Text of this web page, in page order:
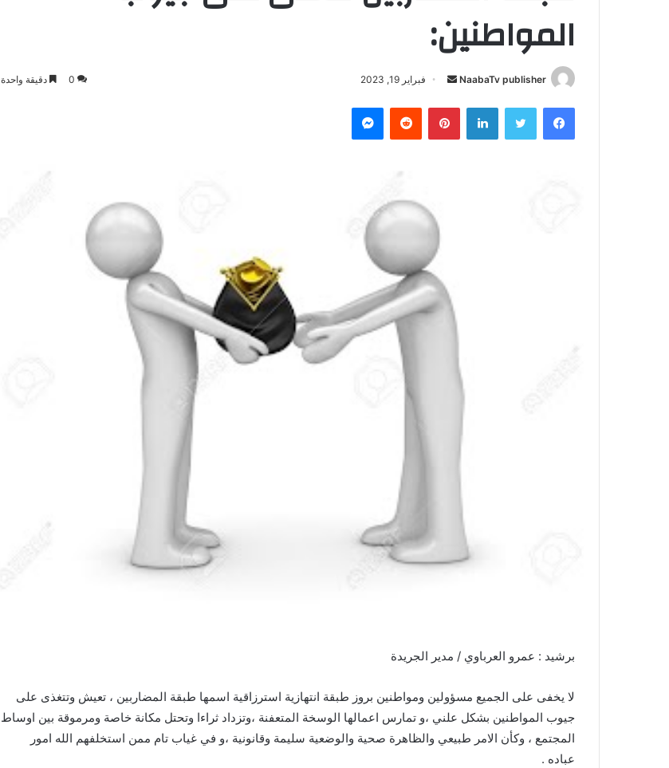
المواطنين:
NaabaTv publisher
س
ك
فبراير 19, 2023 0 دقيقة واحدة
فيسبوك لينكدإن بينتيريست
برشيد : عمرو العرباوي / مدير الجريدة
لا يخفى على الجميع مسؤولين ومواطنين بروز طبقة انتهازية استرزاقية اسمها طبقة المضاربين ، تعيش وتتغذى على
جيوب المواطنين بشكل علني ،و تمارس اعمالها الوسخة المتعفنة ،وتزداد ثراءا وتحتل مكانة خاصة ومرموقة بين اوساط
المجتمع ، وكأن الامر طبيعي والظاهرة صحية والوضعية سليمة وقانونية ،و في غياب تام ممن استخلفهم الله امور
عباده .